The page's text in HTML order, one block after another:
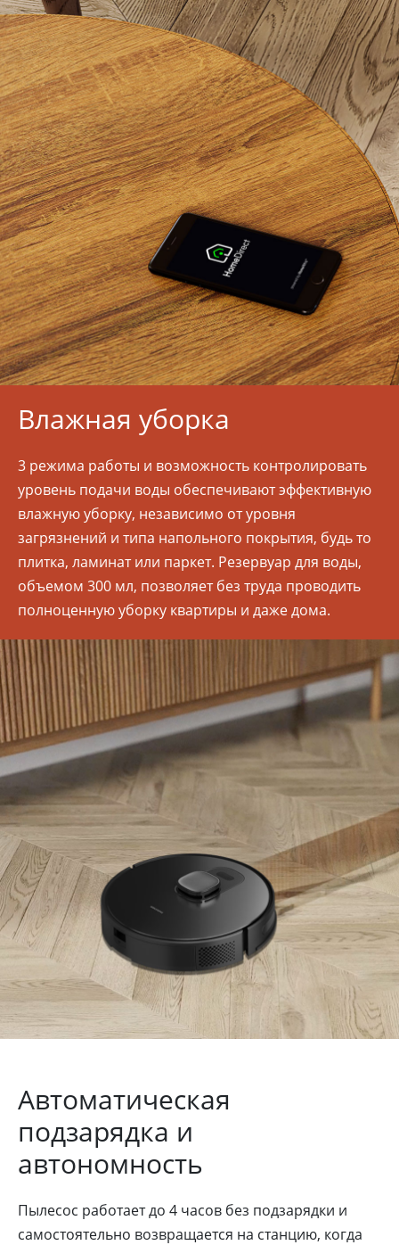
Влажная уборка
3 режима работы и возможность контролировать
уровень подачи воды обеспечивают эффективную
влажную уборку, независимо от уровня
загрязнений и типа напольного покрытия, будь то
плитка, ламинат или паркет. Резервуар для воды,
объемом 300 мл, позволяет без труда проводить
полноценную уборку квартиры и даже дома.
Автоматическая
подзарядка и
автономность
Пылесос работает до 4 часов без подзарядки и
самостоятельно возвращается на станцию, когда